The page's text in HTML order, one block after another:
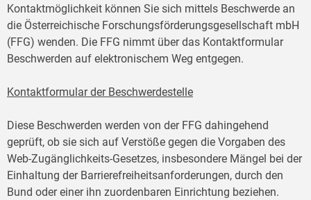
Kontaktmöglichkeit können Sie sich mittels Beschwerde an
die Österreichische Forschungsförderungsgesellschaft mbH
(FFG) wenden. Die FFG nimmt über das Kontaktformular
Beschwerden auf elektronischem Weg entgegen.
Kontaktformular der Beschwerdestelle
Diese Beschwerden werden von der FFG dahingehend
geprüft, ob sie sich auf Verstöße gegen die Vorgaben des
Web-Zugänglichkeits-Gesetzes, insbesondere Mängel bei der
Einhaltung der Barrierefreiheitsanforderungen, durch den
Bund oder einer ihn zuordenbaren Einrichtung beziehen.